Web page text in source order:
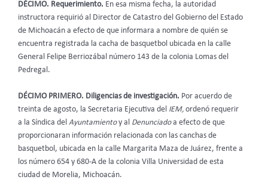
DÉCIMO. Requerimiento. En esa misma fecha, la autoridad
instructora requirió al Director de Catastro del Gobierno del Estado
de Michoacán a efecto de que informara a nombre de quién se
encuentra registrada la cacha de basquetbol ubicada en la calle
General Felipe Berriozábal número 143 de la colonia Lomas del
Pedregal.
DÉCIMO PRIMERO. Diligencias de investigación. Por acuerdo de
treinta de agosto, la Secretaria Ejecutiva del IEM, ordenó requerir
a la Síndica del Ayuntamientoy al Denunciadoa efecto de que
proporcionaran información relacionada con las canchas de
basquetbol, ubicada en la calle Margarita Maza de Juárez, frente a
los número 654 y 680-A de la colonia Villa Universidad de esta
ciudad de Morelia, Michoacán.